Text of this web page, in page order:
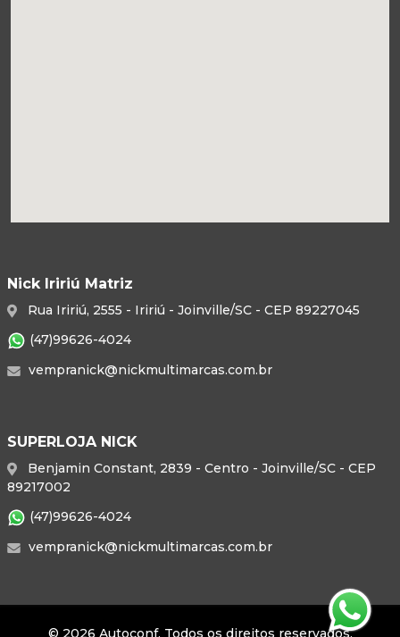
Nick Iririú Matriz
Rua Iririú, 2555 - Iririú - Joinville/SC - CEP 89227045
(47)99626-4024
vempranick@nickmultimarcas.com.br
SUPERLOJA NICK
Benjamin Constant, 2839 - Centro - Joinville/SC - CEP
89217002
(47)99626-4024
vempranick@nickmultimarcas.com.br
© 2026 Autoconf. Todos os direitos reservados.